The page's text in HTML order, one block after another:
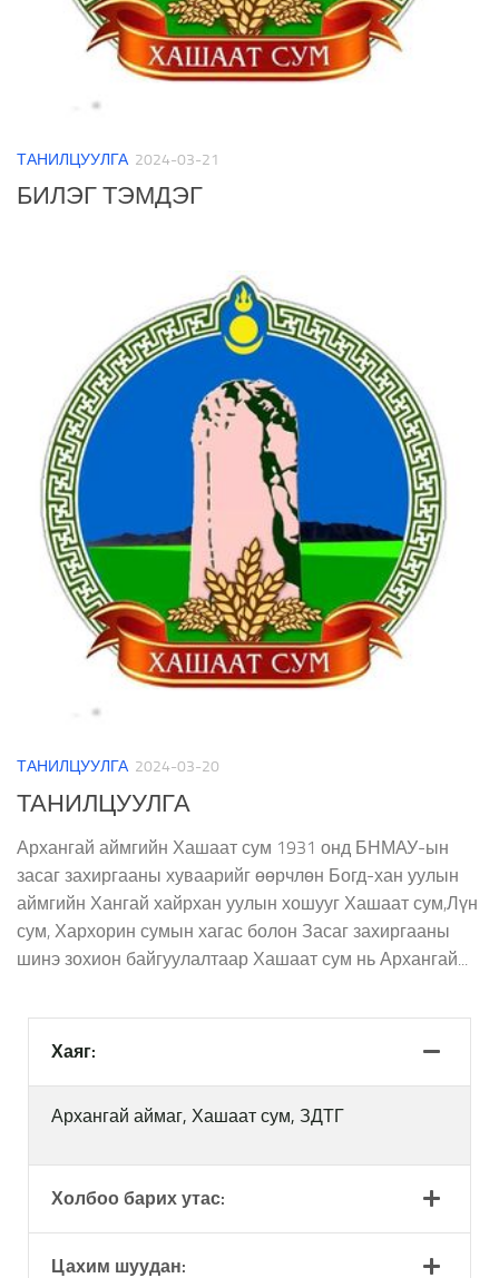
ТАНИЛЦУУЛГА 2024-03-21
БИЛЭГ ТЭМДЭГ
ТАНИЛЦУУЛГА 2024-03-20
ТАНИЛЦУУЛГА
Архангай аймгийн Хашаат сум 1931 онд БНМАУ-ын
засаг захиргааны хуваарийг өөрчлөн Богд-хан уулын
аймгийн Хангай хайрхан уулын хошууг Хашаат сум,Лүн
сум, Хархорин сумын хагас болон Засаг захиргааны
шинэ зохион байгуулалтаар Хашаат сум нь Архангай...
Хаяг:
Архангай аймаг, Хашаат сум, ЗДТГ
Холбоо барих утас:
Цахим шуудан: